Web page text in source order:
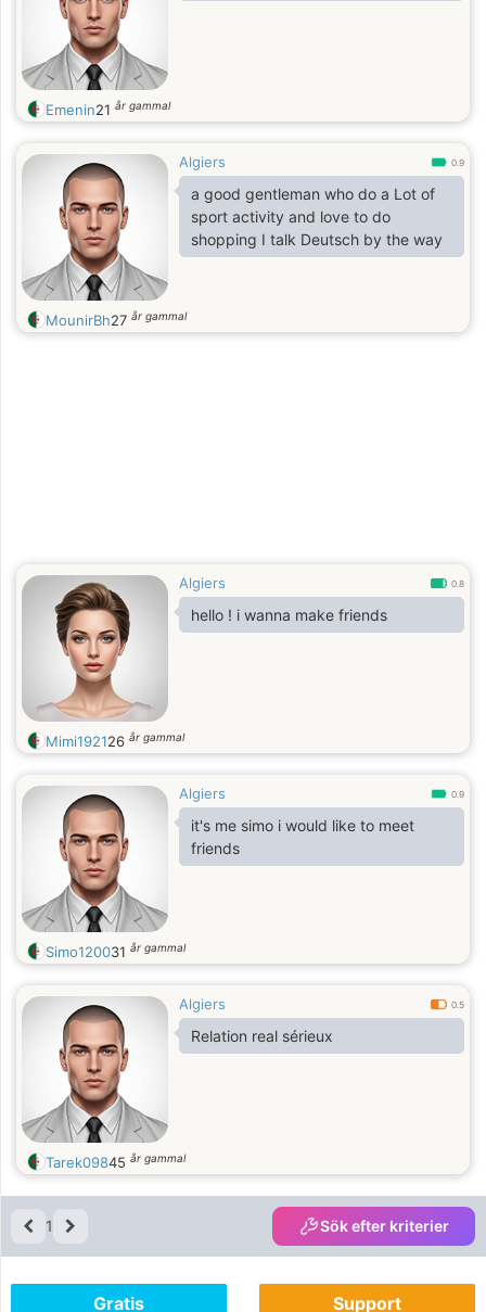
Emenin21 år gammal
Algiers 0.9
a good gentleman who do a Lot of
sport activity and love to do
shopping I talk Deutsch by the way
MounirBh27 år gammal
Algiers 0.8
hello ! i wanna make friends
Mimi192126 år gammal
Algiers 0.9
it's me simo i would like to meet
friends
Simo120031 år gammal
Algiers 0.5
Relation real sérieux
Tarek09845 år gammal
1 Sök efter kriterier
Gratis Support